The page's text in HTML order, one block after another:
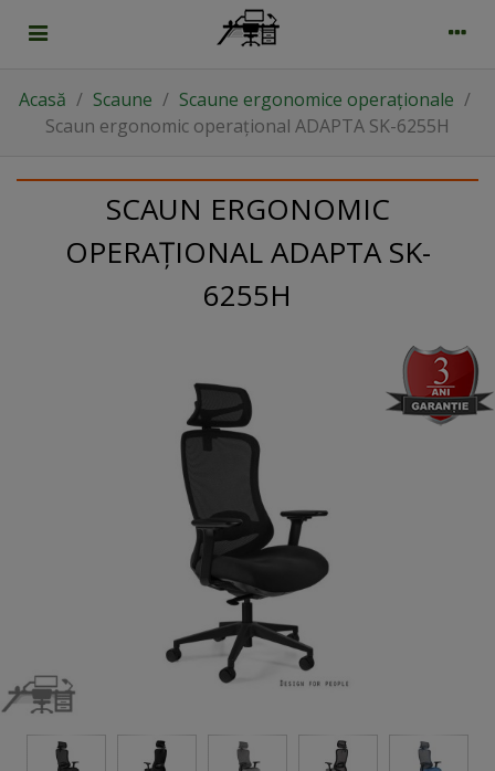
Acasă / Scaune / Scaune ergonomice operaționale /
Scaun ergonomic operațional ADAPTA SK-6255H
SCAUN ERGONOMIC
OPERAȚIONAL ADAPTA SK-
6255H